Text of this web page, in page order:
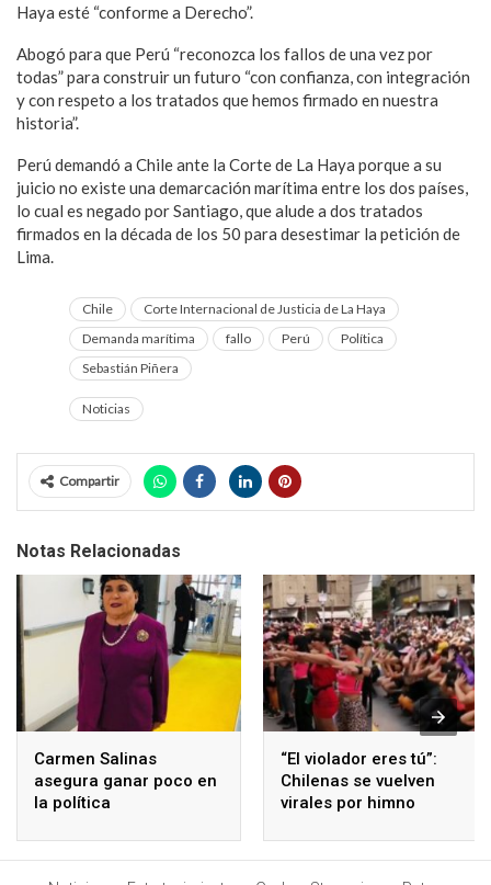
Haya esté “conforme a Derecho”.
Abogó para que Perú “reconozca los fallos de una vez por
todas” para construir un futuro “con confianza, con integración
y con respeto a los tratados que hemos firmado en nuestra
historia”.
Perú demandó a Chile ante la Corte de La Haya porque a su
juicio no existe una demarcación marítima entre los dos países,
lo cual es negado por Santiago, que alude a dos tratados
firmados en la década de los 50 para desestimar la petición de
Lima.
Chile
Corte Internacional de Justicia de La Haya
Demanda marítima
fallo Perú
Política
Sebastián Piñera
Noticias
Compartir
Notas Relacionadas
Carmen Salinas
asegura ganar poco en
la política
“El violador eres tú”:
Chilenas se vuelven
virales por himno
género